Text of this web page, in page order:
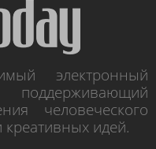
электронный
человеческого
идей.